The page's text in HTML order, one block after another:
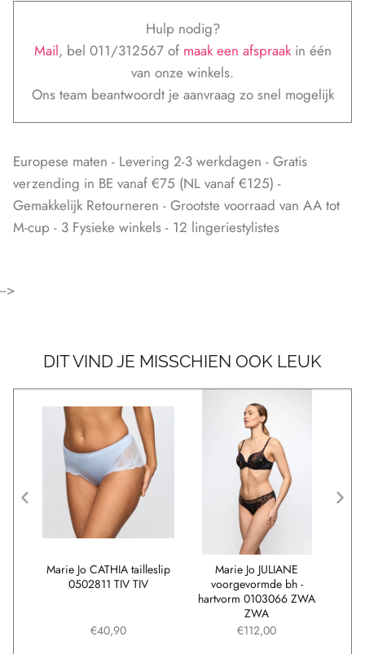
Hulp nodig?
Mail, bel 011/312567 of maak een afspraak in één
van onze winkels.
Ons team beantwoordt je aanvraag zo snel mogelijk
Europese maten - Levering 2-3 werkdagen - Gratis
verzending in BE vanaf €75 (NL vanaf €125) -
Gemakkelijk Retourneren - Grootste voorraad van AA tot
M-cup - 3 Fysieke winkels - 12 lingeriestylistes
-->
DIT VIND JE MISSCHIEN OOK LEUK
Marie Jo JULIANE
voorgevormde bh -
hartvorm 0103066 ZWA
ZWA
€112,00
Marie Jo CATHIA tailleslip
0502811 TIV TIV
€40,90